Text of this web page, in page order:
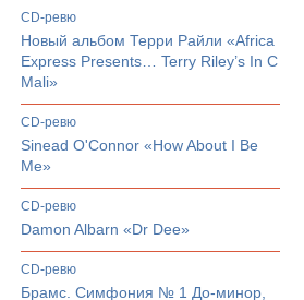
CD-ревю
Новый альбом Терри Райли «Africa
Express Presents… Terry Riley’s In C
Mali»
CD-ревю
Sinead O'Connor «How About I Be
Me»
CD-ревю
Damon Albarn «Dr Dee»
CD-ревю
Брамс. Симфония № 1 До-минор,